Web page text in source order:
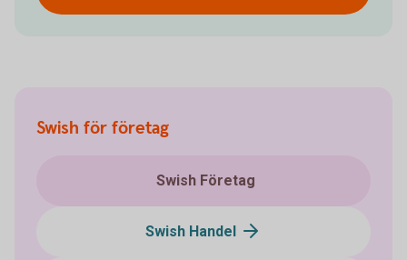
Swish för företag
Swish Företag
Swish Handel